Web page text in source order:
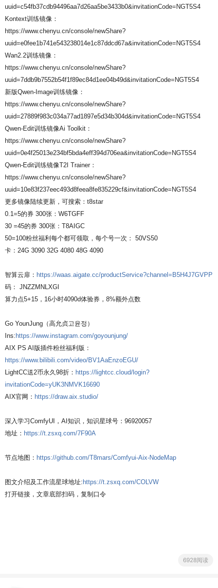
uuid=c54fb37cdb94496aa7d26aa5be3433b0&invitationCode=NGT5S4
Kontext训练镜像：
https://www.chenyu.cn/console/newShare?
uuid=e0fee1b741e543238014e1c87ddcd67a&invitationCode=NGT5S4
Wan2.2训练镜像：
https://www.chenyu.cn/console/newShare?
uuid=7ddb9b7552b54f1f89ec84d1ee04b49d&invitationCode=NGT5S4
新版Qwen-Image训练镜像：
https://www.chenyu.cn/console/newShare?
uuid=27889f983c034a77ad1897e5d34b304d&invitationCode=NGT5S4
Qwen-Edit训练镜像Ai Toolkit：
https://www.chenyu.cn/console/newShare?
uuid=0e4f25013e234bf5bda4eff394d706ea&invitationCode=NGT5S4
Qwen-Edit训练镜像T2I Trainer：
https://www.chenyu.cn/console/newShare?
uuid=10e83f237eec493d8feea8fe835229cf&invitationCode=NGT5S4
更多镜像陆续更新，可搜索：t8star
0.1=5的券 300张：W6TGFF
30 =45的券 300张：T8AIGC
50=100粉丝福利每个都可领取，每个号一次： 50VS50
卡：24G 3090 32G 4080 48G 4090
智算云扉： https://waas.aigate.cc/productService?channel=B5H4J7GVPP
码： JNZZMNLXGI
算力点5+15，16小时4090d体验券，8%额外点数
Go YounJung（高允贞고윤정）
Ins: https://www.instagram.com/goyounjung/
AIX PS AI版插件粉丝福利版：
https://www.bilibili.com/video/BV1AaEnzoEGU/
LightCC送2币永久98折： https://lightcc.cloud/login?
invitationCode=yUK3NMVK16690
AIX官网： https://draw.aix.studio/
深入学习ComfyUI，AI知识，知识星球号：96920057
地址： https://t.zsxq.com/7F90A
节点地图： https://github.com/T8mars/Comfyui-Aix-NodeMap
图文介绍及工作流星球地址: https://t.zsxq.com/COLVW
打开链接，文章底部扫码，复制口令
6928阅读